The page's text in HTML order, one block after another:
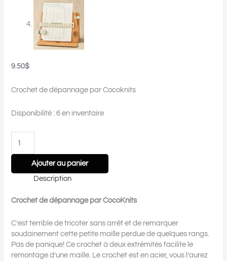
9.50$
Crochet de dépannage par Cocoknits
Disponibilité : 6 en inventaire
Ajouter au panier
Description
Crochet de dépannage par CocoKnits
C’est terrible de tricoter sans arrêt et de remarquer
soudainement cette petite maille perdue de quelques rangs.
Pas de panique! Ce crochet à deux extrémités facilite le
remontage d’une maille. Le crochet est en acier, vous l’aurez